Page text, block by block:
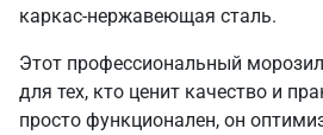
каркас-нержавеющая сталь.
Этот профессиональный
для тех, кто ценит качество и
просто функционален, он